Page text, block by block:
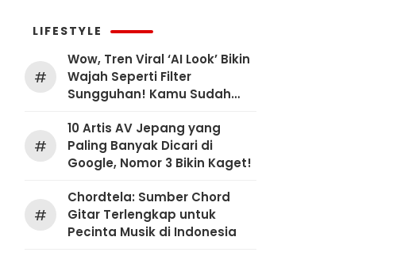
LIFESTYLE
#
Wow, Tren Viral ‘AI Look’ Bikin
Wajah Seperti Filter
Sungguhan! Kamu Sudah
#
10 Artis AV Jepang yang
Paling Banyak Dicari di
Google, Nomor 3 Bikin Kaget!
#
Chordtela: Sumber Chord
Gitar Terlengkap untuk
Pecinta Musik di Indonesia